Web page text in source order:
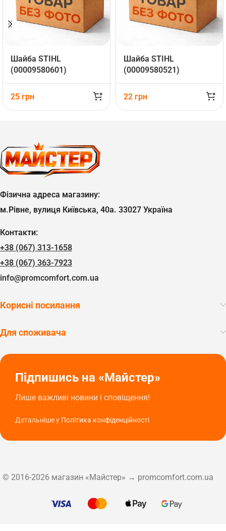
Шайба STIHL
(00009580601)
25 грн
Шайба STIHL
(00009580521)
22 грн
Фізична адреса магазину:
м.Рівне, вулиця Київська, 40а. 33027 Україна
Контакти:
+38 (067) 313-1658
+38 (067) 363-7923
info@promcomfort.com.ua
Корисні посилання
Для споживача
Підпишись на «Майстер»
Лише важливі новини і сповіщення!
Детальніше у Політика конфіденційності
© 2016-2026 магазин «Майстер» → promcomfort.com.ua